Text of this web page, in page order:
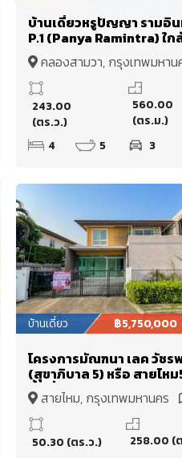
บ้านเดี่ยวหรูปัญญา รามอิน
P.1 (Panya Ramintra) ใก
สนามกอล์ฟปัญญาอินทรา
243 ตร.ว พร้อมสวนและบ่
คาร์ฟ เป็นสถานที่พักผ่อนสุด
พิเศษ
คลองสามวา, กรุงเทพมหาน
แผนที่
243.00
(ตร.ว.)
560.00
(ตร.ม.)
4
5 3
บ้านเดี่ยว ฿5,750,000
โครงการมัณฑนา เลค วัชร
(สุขาภิบาล 5) หรือ สายไห
พื้นที่ใช้สอยกว่า 258 ตร.ม.
เติมพร้อมใบอนุญาต บนที่
50.3 ตร.ว.(ลงเข็มอย่างดี)
สายไหม, กรุงเทพมหานคร
แผนที่
50.30 (ตร.ว.)
258.00 (